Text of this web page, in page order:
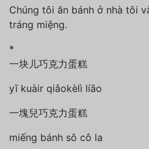
Chúng tôi ăn bánh ở nhà tôi
tráng miệng.
*
一块儿巧克力蛋糕
yī kuàir qiǎokèlì líāo
一塊兒巧克力蛋糕
miếng bánh sô cô la